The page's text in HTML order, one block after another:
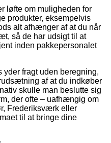
løfte om muligheden for
produkter, eksempelvis
alt afhænger af at du når
så de har udsigt til at
inden pakkepersonalet
fragt uden beregning,
af at du indkøber
skulle man beslutte sig
der ofte – uafhængig om
Frederiksværk eller
til at bringe dine